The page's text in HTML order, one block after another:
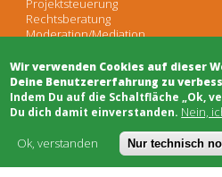
Projektsteuerung
Rechtsberatung
Moderation/Mediation
Schwarzes Brett
Bauhandwerk
Genossenschaften
Wir verwenden Cookies auf dieser
Deine Benutzererfahrung zu
​Indem Du auf die Schaltfläche „Ok,
Du dich damit einverstanden. Nein,
Ok, verstanden
Nur technisch